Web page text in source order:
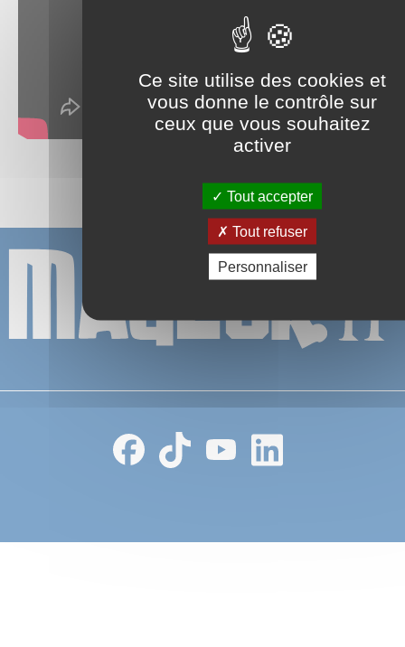
Ce site utilise des cookies et
vous donne le contrôle sur
ceux que vous souhaitez
activer
Tout accepter
Tout refuser
Personnaliser